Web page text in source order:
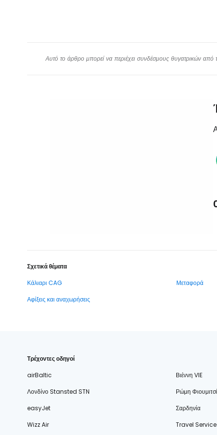
Αυτό το άρθρο μπορεί να περιέχει συνδέσμους θυγατρικών από
Σχετικά θέματα
Κάλιαρι CAG
Μεταφορά
Αφίξεις και αναχωρήσεις
Τρέχοντες οδηγοί
airBaltic
Βιέννη VIE
Λονδίνο Stansted STN
Ρώμη
easyJet
Σαρδηνία
Wizz Air
Travel Service